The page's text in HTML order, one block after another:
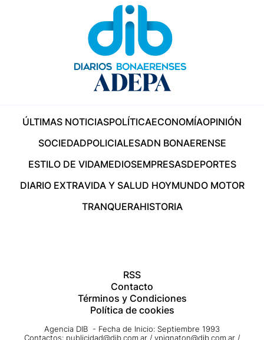
ÚLTIMAS NOTICIASPOLÍTICAECONOMÍAOPINIÓN
SOCIEDADPOLICIALESADN BONAERENSE
ESTILO DE VIDAMEDIOSEMPRESASDEPORTES
DIARIO EXTRAVIDA Y SALUD HOYMUNDO MOTOR
TRANQUERAHISTORIA
RSS
Contacto
Términos y Condiciones
Política de cookies
Agencia DIB - Fecha de Inicio: Septiembre 1993
Contactos: publicidad@dib.com.ar / vpignaton@dib.com.ar /